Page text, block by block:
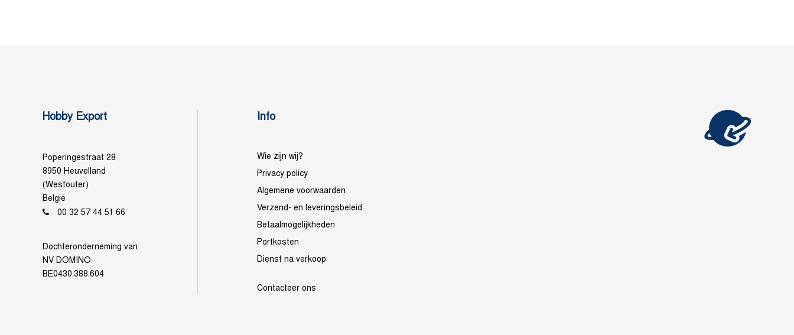
Hobby Export
Poperingestraat 28
8950 Heuvelland
(Westouter)
België
00 32 57 44 51 66
Dochteronderneming van
NV DOMINO
BE0430.388.604
Info
Wie zijn wij?
Privacy policy
Algemene voorwaarden
Verzend- en leveringsbeleid
Betaalmogelijkheden
Portkosten
Dienst na verkoop
Contacteer ons